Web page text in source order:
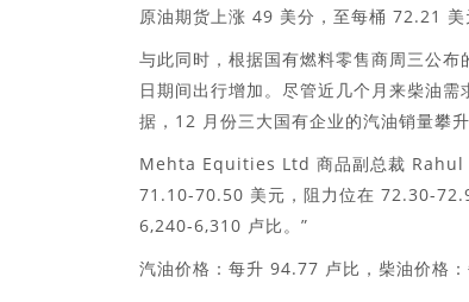
原油期货上涨 49 美分，至每桶 72.21 美
与此同时，根据国有燃料零售商周三公
日期间出行增加。尽管近几个月来柴油
据，12 月份三大国有企业的汽油销量攀
Mehta Equities Ltd 商品副总裁 Rahul
71.10-70.50 美元，阻力位在 72.30-
6,240-6,310 卢比。”
汽油价格：每升 94.77 卢比，柴油价格